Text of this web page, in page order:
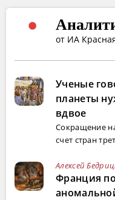
от ИА
Ученые
планеты
вдвое
Сокращение
счет стран
Алексей
Франция